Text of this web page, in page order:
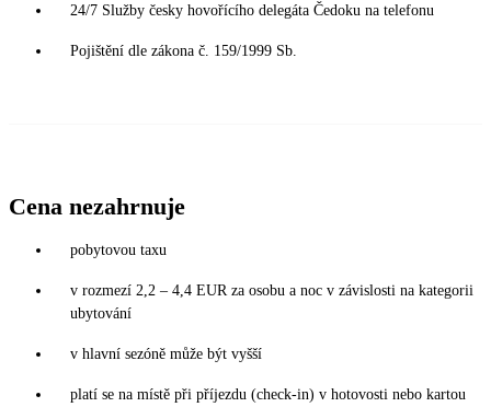
24/7 Služby česky hovořícího delegáta Čedoku na telefonu
Pojištění dle zákona č. 159/1999 Sb.
Cena nezahrnuje
pobytovou taxu
v rozmezí 2,2 – 4,4 EUR za osobu a noc v závislosti na kategorii
ubytování
v hlavní sezóně může být vyšší
platí se na místě při příjezdu (check-in) v hotovosti nebo kartou